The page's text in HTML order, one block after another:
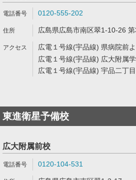
0120-555-202
広島県広島市南区翠1-10-26
広電１号線(宇品線) 県病院前
広電１号線(宇品線) 広大附属
広電１号線(宇品線) 宇品二丁
東進衛星予備校
広大附属前校
0120-104-531